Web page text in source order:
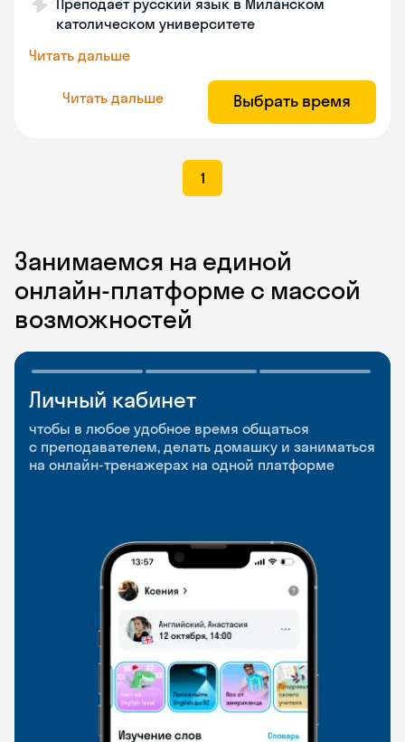
Преподает русский язык в Миланском
католическом университете
Читать дальше
Читать дальше Выбрать время
1
Занимаемся на единой
онлайн-платформе с массой
возможностей
Личный кабинет
чтобы в любое удобное время общаться
с преподавателем, делать домашку и заниматься
на онлайн-тренажерах на одной платформе
Мобильное
приложение
чтобы заниматься и изучать новые слова где
и когда удобно
Разговорные клубы
и Talks
Групповые занятия для разговорной практики
и индивидуальные встречи с преподавателями